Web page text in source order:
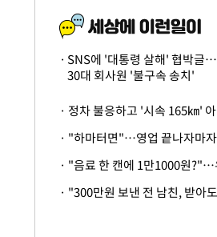
SNS에 '대통령 살해' 협박글…
30대 회사원 '불구속 송치'